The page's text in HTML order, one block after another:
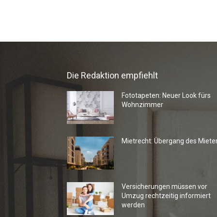
Die Redaktion empfiehlt
Fototapeten: Neuer Look fürs
Wohnzimmer
Mietrecht: Übergang des
Versicherungen müssen vor
Umzug rechtzeitig informiert
werden